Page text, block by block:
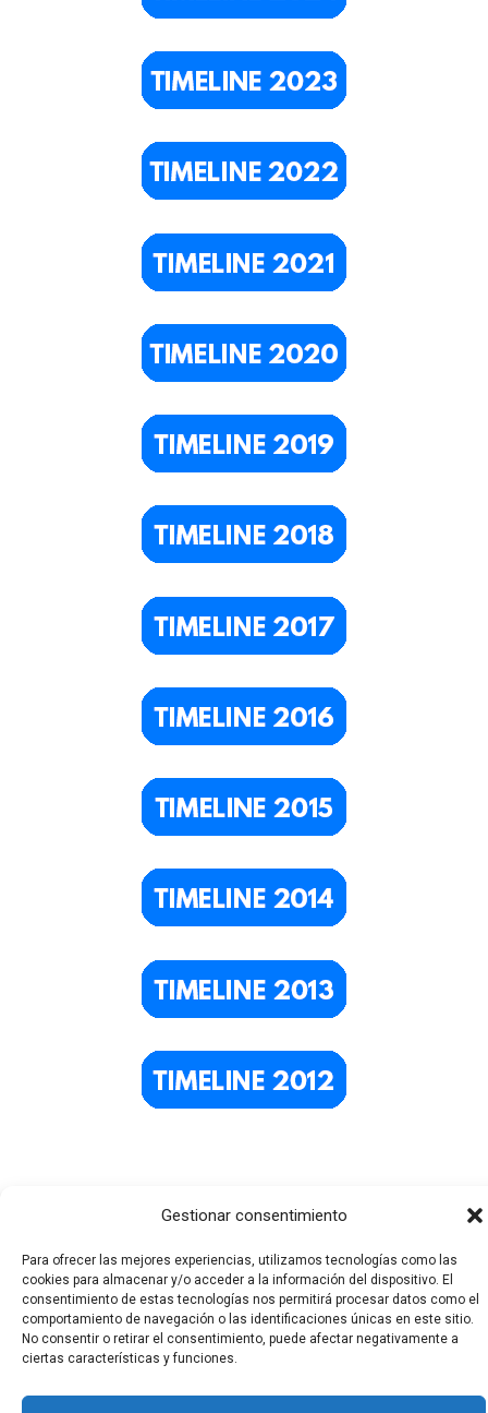
Gestionar consentimiento
Para ofrecer las mejores experiencias, utilizamos tecnologías como las
cookies para almacenar y/o acceder a la información del dispositivo. El
consentimiento de estas tecnologías nos permitirá procesar datos como el
comportamiento de navegación o las identificaciones únicas en este sitio.
No consentir o retirar el consentimiento, puede afectar negativamente a
ciertas características y funciones.
Todos los derechos © 2026 El Funerario Digital | Funciona
gracias aTema Astra para WordPress